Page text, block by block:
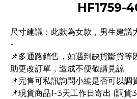
HF1759-
尺寸建議：此款為女款，男生建議
-
📌多通路銷售，如遇到缺貨斷貨等
助更改訂單，造成不便敬請見諒
📌完售可私訊詢問小編是否可以調
📌現貨商品1-3天工作日寄出 (調貨